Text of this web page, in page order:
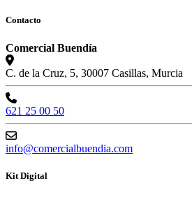
Contacto
Comercial Buendía
C. de la Cruz, 5, 30007 Casillas, Murcia
621 25 00 50
info@comercialbuendia.com
Kit Digital